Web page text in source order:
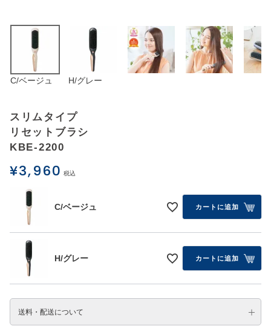
C/ベージュ H/グレー
スリムタイプ
リセットブラシ
KBE-2200
¥3,960 税込
C/ベージュ カートに追加
H/グレー カートに追加
送料・配送について